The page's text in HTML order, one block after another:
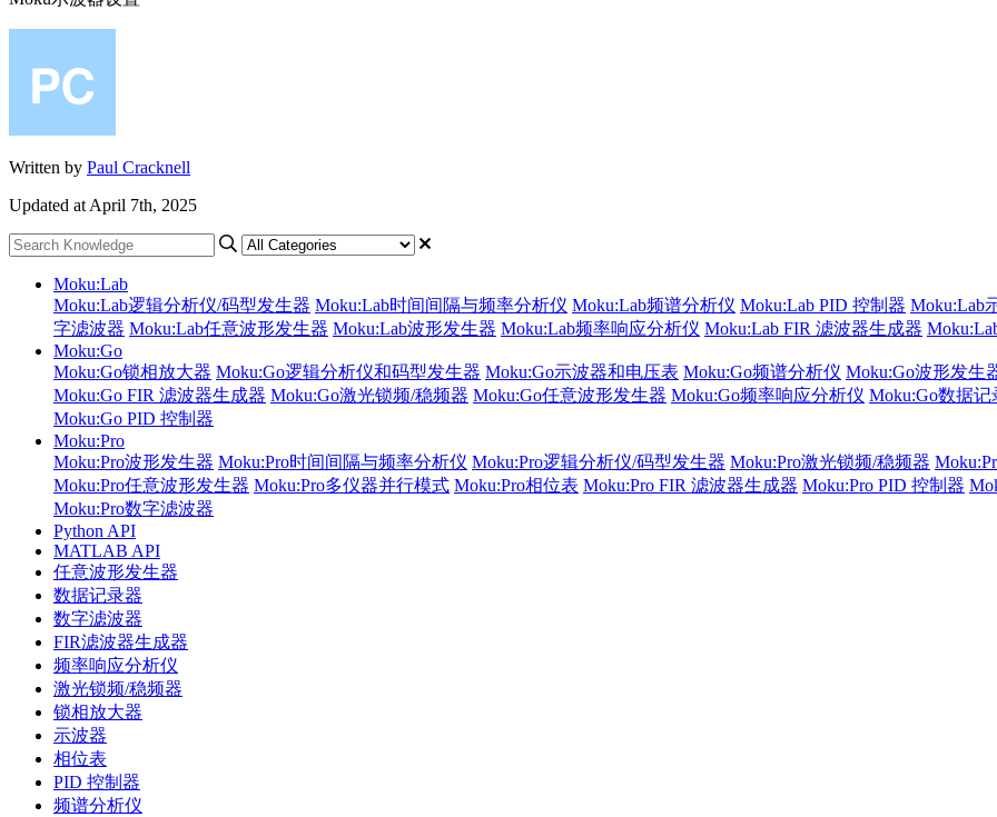
Written by Paul Cracknell
Updated at April 7th, 2025
Moku:Lab
Moku:Lab逻辑分析仪/码型发生器 Moku:Lab时间间隔与频率分析仪 Moku:Lab频谱分析仪 Moku:Lab PID 控制器 Moku:Lab
字滤波器 Moku:Lab任意波形发生器 Moku:Lab波形发生器 Moku:Lab频率响应分析仪 Moku:Lab FIR 滤波器生成器
Moku:Go
Moku:Go锁相放大器 Moku:Go逻辑分析仪和码型发生器 Moku:Go示波器和电压表 Moku:Go频谱分析仪 Moku:Go波形发生
Moku:Go FIR 滤波器生成器 Moku:Go激光锁频/稳频器 Moku:Go任意波形发生器 Moku:Go频率响应分析仪 Moku:Go数据记
Moku:Go PID 控制器
Moku:Pro
Moku:Pro波形发生器 Moku:Pro时间间隔与频率分析仪 Moku:Pro逻辑分析仪/码型发生器 Moku:Pro激光锁频/稳频器
Moku:Pro任意波形发生器 Moku:Pro多仪器并行模式 Moku:Pro相位表 Moku:Pro FIR 滤波器生成器 Moku:Pro PID 控制器
Moku:Pro数字滤波器
Python API
MATLAB API
任意波形发生器
数据记录器
数字滤波器
FIR滤波器生成器
频率响应分析仪
激光锁频/稳频器
锁相放大器
示波器
相位表
PID 控制器
频谱分析仪